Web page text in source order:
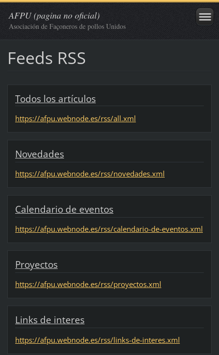
AFPU (pagina no oficial)
Asociación de Façoneros de pollos Unidos
Feeds RSS
Todos los artículos
https://afpu.webnode.es/rss/all.xml
Novedades
https://afpu.webnode.es/rss/novedades.xml
Calendario de eventos
https://afpu.webnode.es/rss/calendario-de-eventos.xml
Proyectos
https://afpu.webnode.es/rss/proyectos.xml
Links de interes
https://afpu.webnode.es/rss/links-de-interes.xml